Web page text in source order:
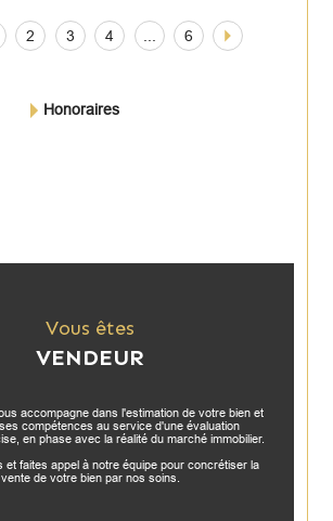
2 3 4 ... 6
Honoraires
Vous êtes
VENDEUR
accompagne dans l'estimation de votre bien et
compétences au service d'une évaluation
en phase avec la réalité du marché immobilier.
et faites appel à notre équipe pour concrétiser la
vente de votre bien par nos soins.